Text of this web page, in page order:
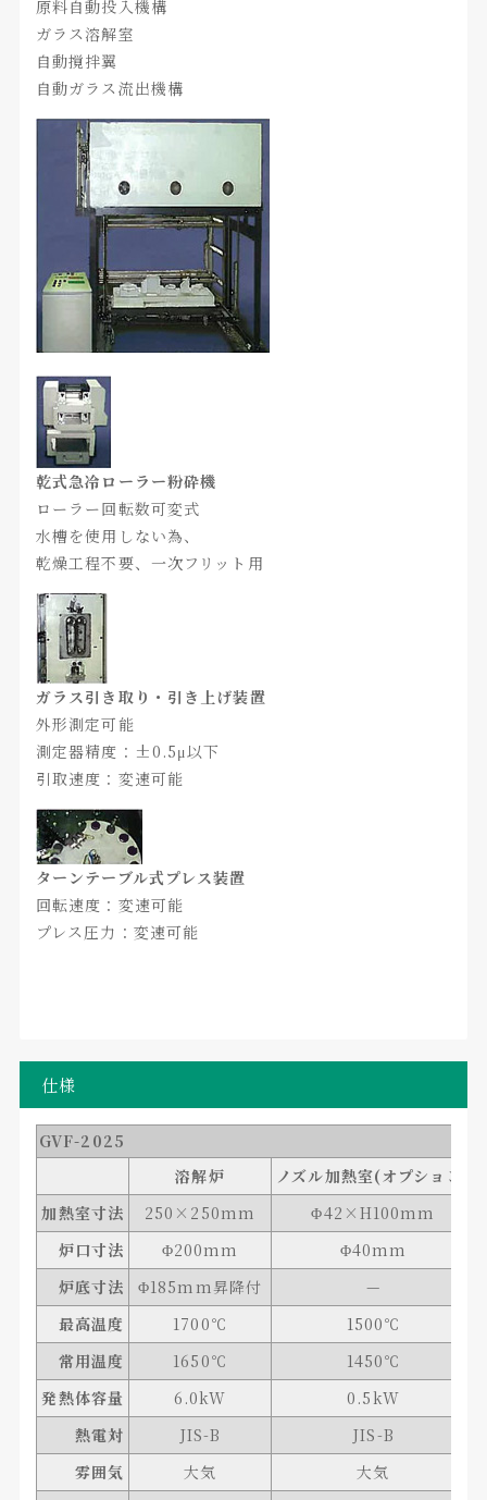
原料自動投入機構
ガラス溶解室
自動撹拌翼
自動ガラス流出機構
乾式急冷ローラー粉砕機
ローラー回転数可変式
水槽を使用しない為、
乾燥工程不要、一次フリット用
ガラス引き取り・引き上げ装置
外形測定可能
測定器精度：±0.5μ以下
引取速度：変速可能
ターンテーブル式プレス装置
回転速度：変速可能
プレス圧力：変速可能
仕様
GVF-2025
溶解炉
ノズル加熱室(オプション)
加熱室寸法
250×250mm Φ42×H100mm
炉口寸法
Φ200mm
Φ40mm
炉底寸法
Φ185mm昇降付
—
最高温度
1700℃
1500℃
常用温度
1650℃
1450℃
発熱体容量
6.0kW
0.5kW
熱電対
JIS-B
JIS-B
雰囲気
大気
大気